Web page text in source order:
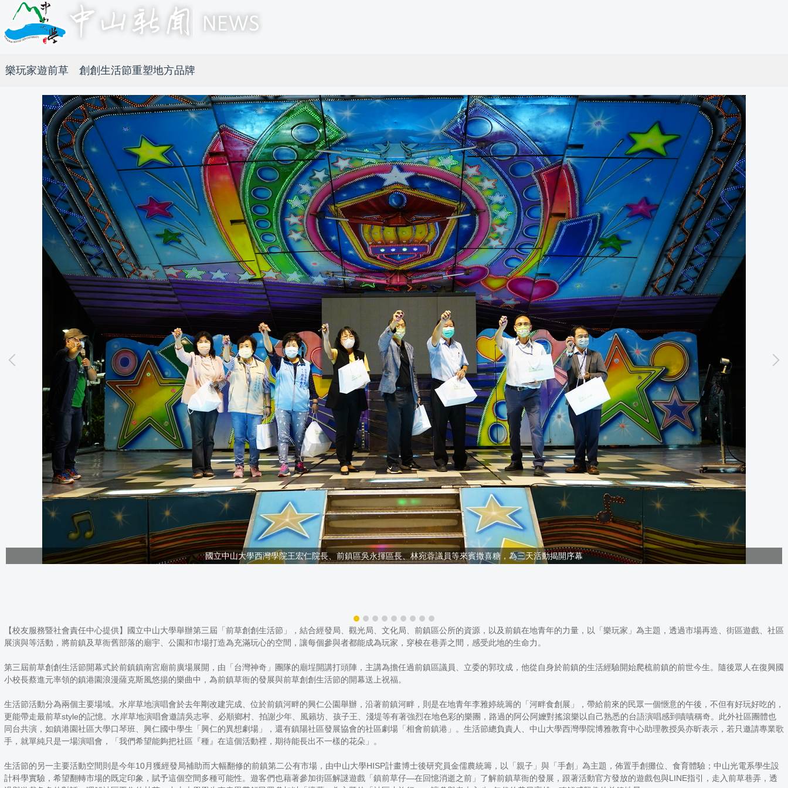
樂玩家遊前草 創創生活節重塑地方品牌
國立中山大學西灣學院王宏仁院長、前鎮區吳永揮區長、林宛蓉議員等來賓撒喜糖，為三天活動揭開序幕
【校友服務暨社會責任中心提供】國立中山大學舉辦第三屆「前草創創生活節」，結合經發局、觀光局、文化局、前鎮區公所的資源，以及前鎮在地青年的力量，以「樂玩家」為主題，透過市場再造、街區遊戲、社區
展演與等活動，將前鎮及草衙舊部落的廟宇、公園和市場打造為充滿玩心的空間，讓每個參與者都能成為玩家，穿梭在巷弄之間，感受此地的生命力。
第三屆前草創創生活節開幕式於前鎮鎮南宮廟前廣場展開，由「台灣神奇」團隊的廟埕開講打頭陣，主講為擔任過前鎮區議員、立委的郭玟成，他從自身於前鎮的生活經驗開始爬梳前鎮的前世今生。隨後眾人在復興國
小校長蔡進元率領的鎮港園浪漫薩克斯風悠揚的樂曲中，為前鎮草衙的發展與前草創創生活節的開幕送上祝福。
生活節活動分為兩個主要場域。水岸草地演唱會於去年剛改建完成、位於前鎮河畔的興仁公園舉辦，沿著前鎮河畔，則是在地青年李雅婷統籌的「河畔食創展」，帶給前來的民眾一個愜意的午後，不但有好玩好吃的，
更能帶走最前草style的記憶。水岸草地演唱會邀請吳志寧、必順鄉村、拍謝少年、風籟坊、孩子王、淺堤等有著強烈在地色彩的樂團，路過的阿公阿嬤對搖滾樂以自己熟悉的台語演唱感到嘖嘖稱奇。此外社區團體也
同台共演，如鎮港園社區大學口琴班、興仁國中學生「興仁的異想劇場」，還有鎮陽社區發展協會的社區劇場「相會前鎮港」。生活節總負責人、中山大學西灣學院博雅教育中心助理教授吳亦昕表示，若只邀請專業歌
手，就單純只是一場演唱會，「我們希望能夠把社區『種』在這個活動裡，期待能長出不一樣的花朵」。
生活節的另一主要活動空間則是今年10月獲經發局補助而大幅翻修的前鎮第二公有市場，由中山大學HISP計畫博士後研究員金儒農統籌，以「親子」與「手創」為主題，佈置手創攤位、食育體驗；中山光電系學生設
計科學實驗，希望翻轉市場的既定印象，賦予這個空間多種可能性。遊客們也藉著參加街區解謎遊戲「鎮前草仔—在回憶消逝之前」了解前鎮草衙的發展，跟著活動官方發放的遊戲包與LINE指引，走入前草巷弄，透